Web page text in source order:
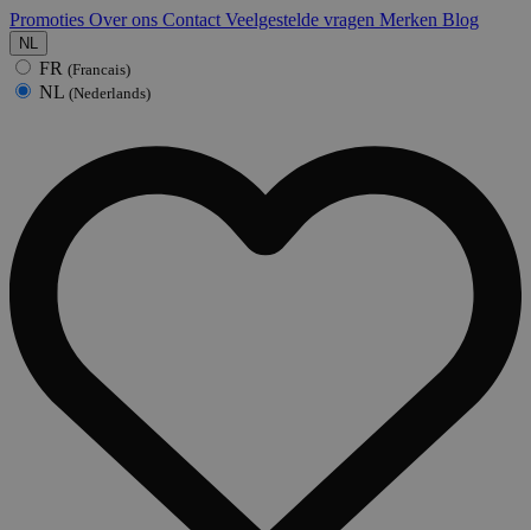
Promoties Over ons Contact Veelgestelde vragen Merken Blog
NL
FR (Francais)
NL (Nederlands)